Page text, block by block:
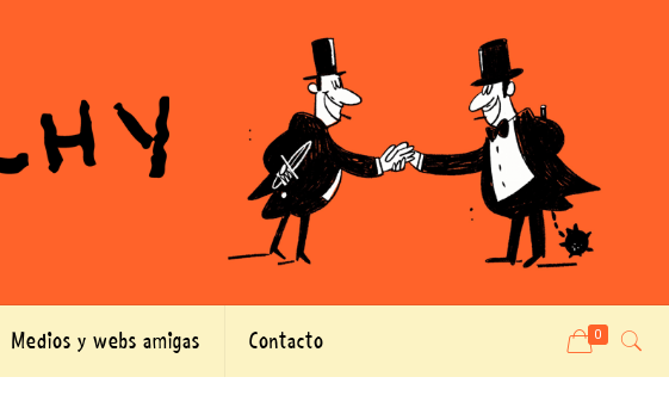
Medios y webs amigas Contacto 0